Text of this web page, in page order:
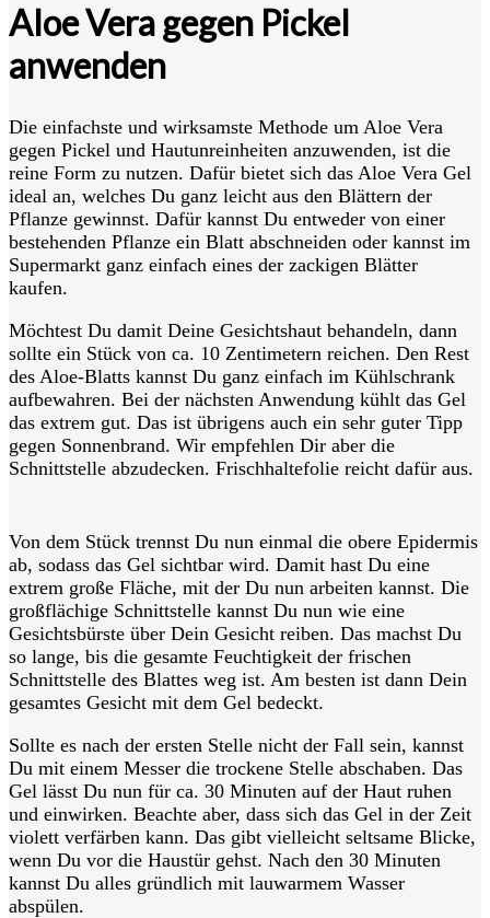
Aloe Vera gegen Pickel
anwenden
Die einfachste und wirksamste Methode um Aloe Vera
gegen Pickel und Hautunreinheiten anzuwenden, ist die
reine Form zu nutzen. Dafür bietet sich das Aloe Vera Gel
ideal an, welches Du ganz leicht aus den Blättern der
Pflanze gewinnst. Dafür kannst Du entweder von einer
bestehenden Pflanze ein Blatt abschneiden oder kannst im
Supermarkt ganz einfach eines der zackigen Blätter
kaufen.
Möchtest Du damit Deine Gesichtshaut behandeln, dann
sollte ein Stück von ca. 10 Zentimetern reichen. Den Rest
des Aloe-Blatts kannst Du ganz einfach im Kühlschrank
aufbewahren. Bei der nächsten Anwendung kühlt das Gel
das extrem gut. Das ist übrigens auch ein sehr guter Tipp
gegen Sonnenbrand. Wir empfehlen Dir aber die
Schnittstelle abzudecken. Frischhaltefolie reicht dafür aus.
Von dem Stück trennst Du nun einmal die obere Epidermis
ab, sodass das Gel sichtbar wird. Damit hast Du eine
extrem große Fläche, mit der Du nun arbeiten kannst. Die
großflächige Schnittstelle kannst Du nun wie eine
Gesichtsbürste über Dein Gesicht reiben. Das machst Du
so lange, bis die gesamte Feuchtigkeit der frischen
Schnittstelle des Blattes weg ist. Am besten ist dann Dein
gesamtes Gesicht mit dem Gel bedeckt.
Sollte es nach der ersten Stelle nicht der Fall sein, kannst
Du mit einem Messer die trockene Stelle abschaben. Das
Gel lässt Du nun für ca. 30 Minuten auf der Haut ruhen
und einwirken. Beachte aber, dass sich das Gel in der Zeit
violett verfärben kann. Das gibt vielleicht seltsame Blicke,
wenn Du vor die Haustür gehst. Nach den 30 Minuten
kannst Du alles gründlich mit lauwarmem Wasser
abspülen.